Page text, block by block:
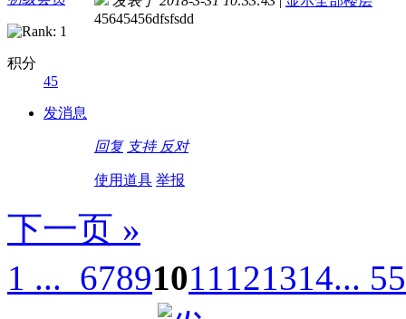
积分
45
发消息
45645456dfsfsdd
回复 支持 反对
使用道具 举报
下一页 »
1 ... 67891011121314... 55